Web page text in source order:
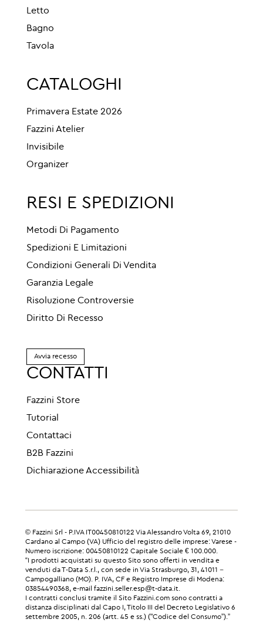
Letto
Bagno
Tavola
CATALOGHI
Primavera Estate 2026
Fazzini Atelier
Invisibile
Organizer
RESI E SPEDIZIONI
Metodi Di Pagamento
Spedizioni E Limitazioni
Condizioni Generali Di Vendita
Garanzia Legale
Risoluzione Controversie
Diritto Di Recesso
Avvia recesso
CONTATTI
Fazzini Store
Tutorial
Contattaci
B2B Fazzini
Dichiarazione Accessibilità
© Fazzini Srl - P.IVA IT00450810122 Via Alessandro Volta 69, 21010
Cardano al Campo (VA) Ufficio del registro delle imprese: Varese -
Numero iscrizione: 00450810122 Capitale Sociale € 100.000.
“I prodotti acquistati su questo Sito sono offerti in vendita e
venduti da T-Data S.r.l., con sede in Via Strasburgo, 31, 41011 –
Campogalliano (MO). P. IVA, CF e Registro Imprese di Modena:
03854490368, e-mail fazzini.seller.esp@t-data.it.
I contratti conclusi tramite il Sito Fazzini.com sono contratti a
distanza disciplinati dal Capo I, Titolo III del Decreto Legislativo 6
settembre 2005, n. 206 (artt. 45 e ss.) ("Codice del Consumo”).”